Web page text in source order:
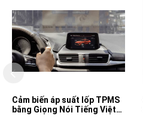
Cảm biến áp suất lốp TPMS
bằng Giọng Nói Tiếng Việt